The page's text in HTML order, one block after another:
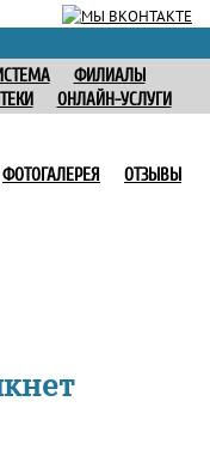
ФИЛИАЛЫ
ОНЛАЙН-УСЛУГИ
ФОТОГАЛЕРЕЯ
ОТЗЫВЫ